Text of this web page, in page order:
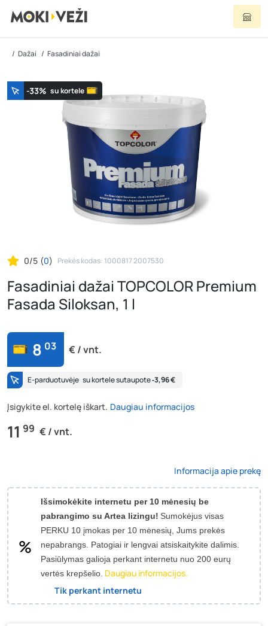
Dažai Fasadiniai dažai
-33% su kortele
0/5 (0) Prekės kodas: 1000817 2007530
Fasadiniai dažai TOPCOLOR Premium
Fasada Siloksan, 1 l
8 03 € / vnt.
E-parduotuvėje su kortele sutaupote‐3,96 €
Įsigykite el. kortelę iškart. Daugiau informacijos
11 99 € / vnt.
Informacija apie prekę
Išsimokėkite internetu per 10 mėnesių be
pabrangimo su Artea lizingu! Sumokėjus visas
PERKU 10 įmokas per 10 mėnesių, Jums prekės
nepabrangs. Patogiai ir lengvai atsiskaitykite dalimis.
Pasiūlymas galioja perkant internetu nuo 200 eurų
vertės krepšelio. Daugiau informacijos.
Tik perkant internetu